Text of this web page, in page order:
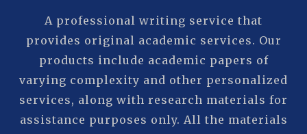
A professional writing service that
provides original academic services. Our
products include academic papers of
varying complexity and other personalized
services, along with research materials for
assistance purposes only. All the materials